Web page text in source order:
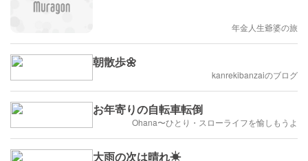
年金人生爺婆の旅
朝散歩🌼
kanrekibanzaiのブログ
お年寄りの自転車転倒
Ohana〜ひとり・スローライフを愉しもうよ
大雨の次は晴れ☀